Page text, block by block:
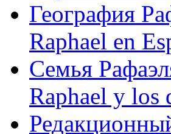
География
Raphael en
Семья
Raphael y los